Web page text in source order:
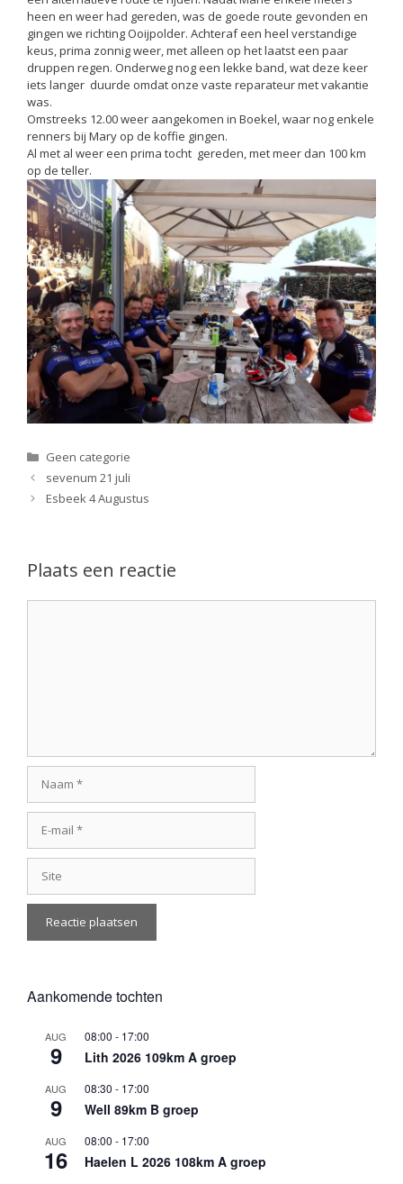
heen en weer had gereden, was de goede route gevonden en
gingen we richting Ooijpolder. Achteraf een heel verstandige
keus, prima zonnig weer, met alleen op het laatst een paar
druppen regen. Onderweg nog een lekke band, wat deze keer
iets langer duurde omdat onze vaste reparateur met vakantie
was.
Omstreeks 12.00 weer aangekomen in Boekel, waar nog enkele
renners bij Mary op de koffie gingen.
Al met al weer een prima tocht gereden, met meer dan 100 km
op de teller.
Categorieën
Geen categorie
sevenum 21 juli
Esbeek 4 Augustus
Plaats een reactie
mail
Aankomende tochten
AUG
9
08:00 - 17:00
Lith 2026 109km A groep
AUG
9
08:30 - 17:00
Well 89km B groep
AUG
16
08:00 - 17:00
Haelen L 2026 108km A groep